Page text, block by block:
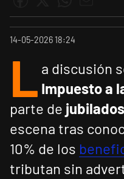
14-05-2026 18:24
L a discusión
Impuesto a
parte de jubilados
escena tras
10% de los
tributan sin